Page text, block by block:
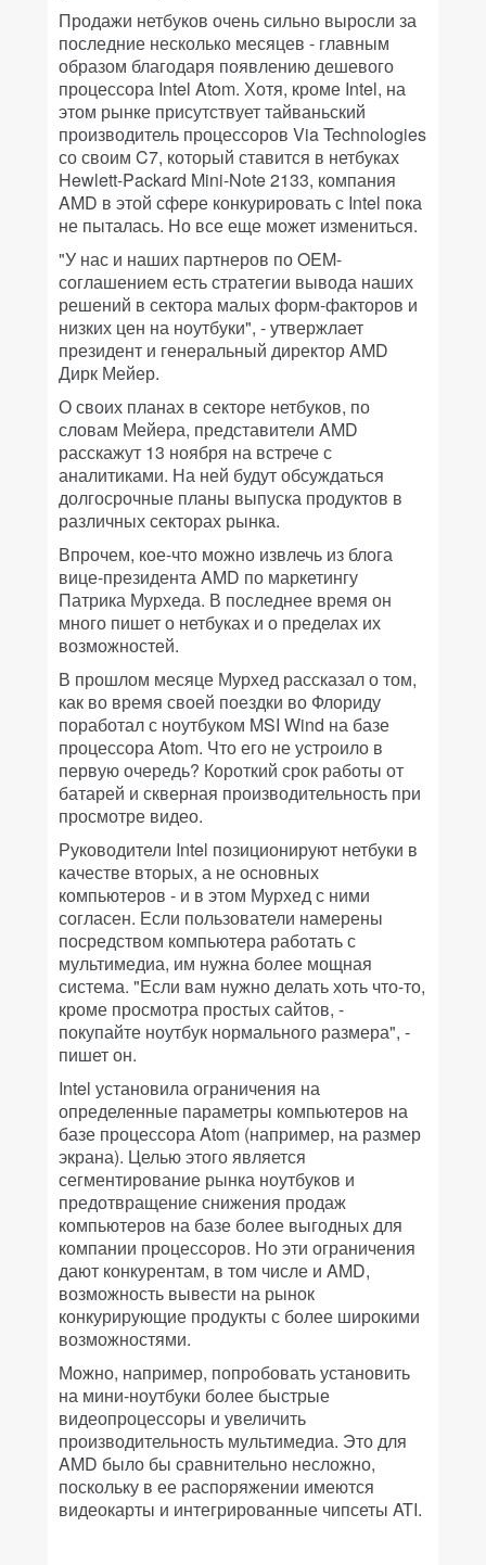
Продажи нетбуков очень сильно выросли за
последние несколько месяцев - главным
образом благодаря появлению дешевого
процессора Intel Atom. Хотя, кроме Intel, на
этом рынке присутствует тайваньский
производитель процессоров Via Technologies
со своим C7, который ставится в нетбуках
Hewlett-Packard Mini-Note 2133, компания
AMD в этой сфере конкурировать с Intel пока
не пыталась. Но все еще может измениться.
"У нас и наших партнеров по OEM-
соглашением есть стратегии вывода наших
решений в сектора малых форм-факторов и
низких цен на ноутбуки", - утвержлает
президент и генеральный директор AMD
Дирк Мейер.
О своих планах в секторе нетбуков, по
словам Мейера, представители AMD
расскажут 13 ноября на встрече с
аналитиками. На ней будут обсуждаться
долгосрочные планы выпуска продуктов в
различных секторах рынка.
Впрочем, кое-что можно извлечь из блога
вице-президента AMD по маркетингу
Патрика Мурхеда. В последнее время он
много пишет о нетбуках и о пределах их
возможностей.
В прошлом месяце Мурхед рассказал о том,
как во время своей поездки во Флориду
поработал с ноутбуком MSI Wind на базе
процессора Atom. Что его не устроило в
первую очередь? Короткий срок работы от
батарей и скверная производительность при
просмотре видео.
Руководители Intel позиционируют нетбуки в
качестве вторых, а не основных
компьютеров - и в этом Мурхед с ними
согласен. Если пользователи намерены
посредством компьютера работать с
мультимедиа, им нужна более мощная
система. "Если вам нужно делать хоть что-то,
кроме просмотра простых сайтов, -
покупайте ноутбук нормального размера", -
пишет он.
Intel установила ограничения на
определенные параметры компьютеров на
базе процессора Atom (например, на размер
экрана). Целью этого является
сегментирование рынка ноутбуков и
предотвращение снижения продаж
компьютеров на базе более выгодных для
компании процессоров. Но эти ограничения
дают конкурентам, в том числе и AMD,
возможность вывести на рынок
конкурирующие продукты с более широкими
возможностями.
Можно, например, попробовать установить
на мини-ноутбуки более быстрые
видеопроцессоры и увеличить
производительность мультимедиа. Это для
AMD было бы сравнительно несложно,
поскольку в ее распоряжении имеются
видеокарты и интегрированные чипсеты ATI.